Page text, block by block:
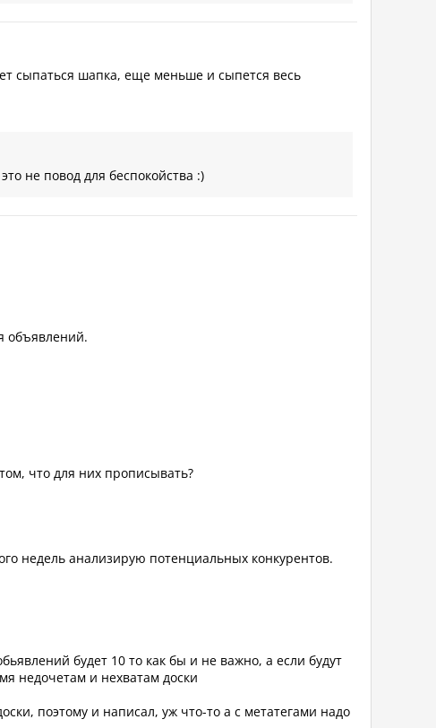
сыпаться шапка, еще меньше и сыпется весь
не повод для беспокойства :)
объявлений.
что для них прописывать?
недель анализирую потенциальных конкурентов.
будет 10 то как бы и не важно, а если будут
недочетам и нехватам доски
поэтому и написал, уж что-то а с метатегами надо